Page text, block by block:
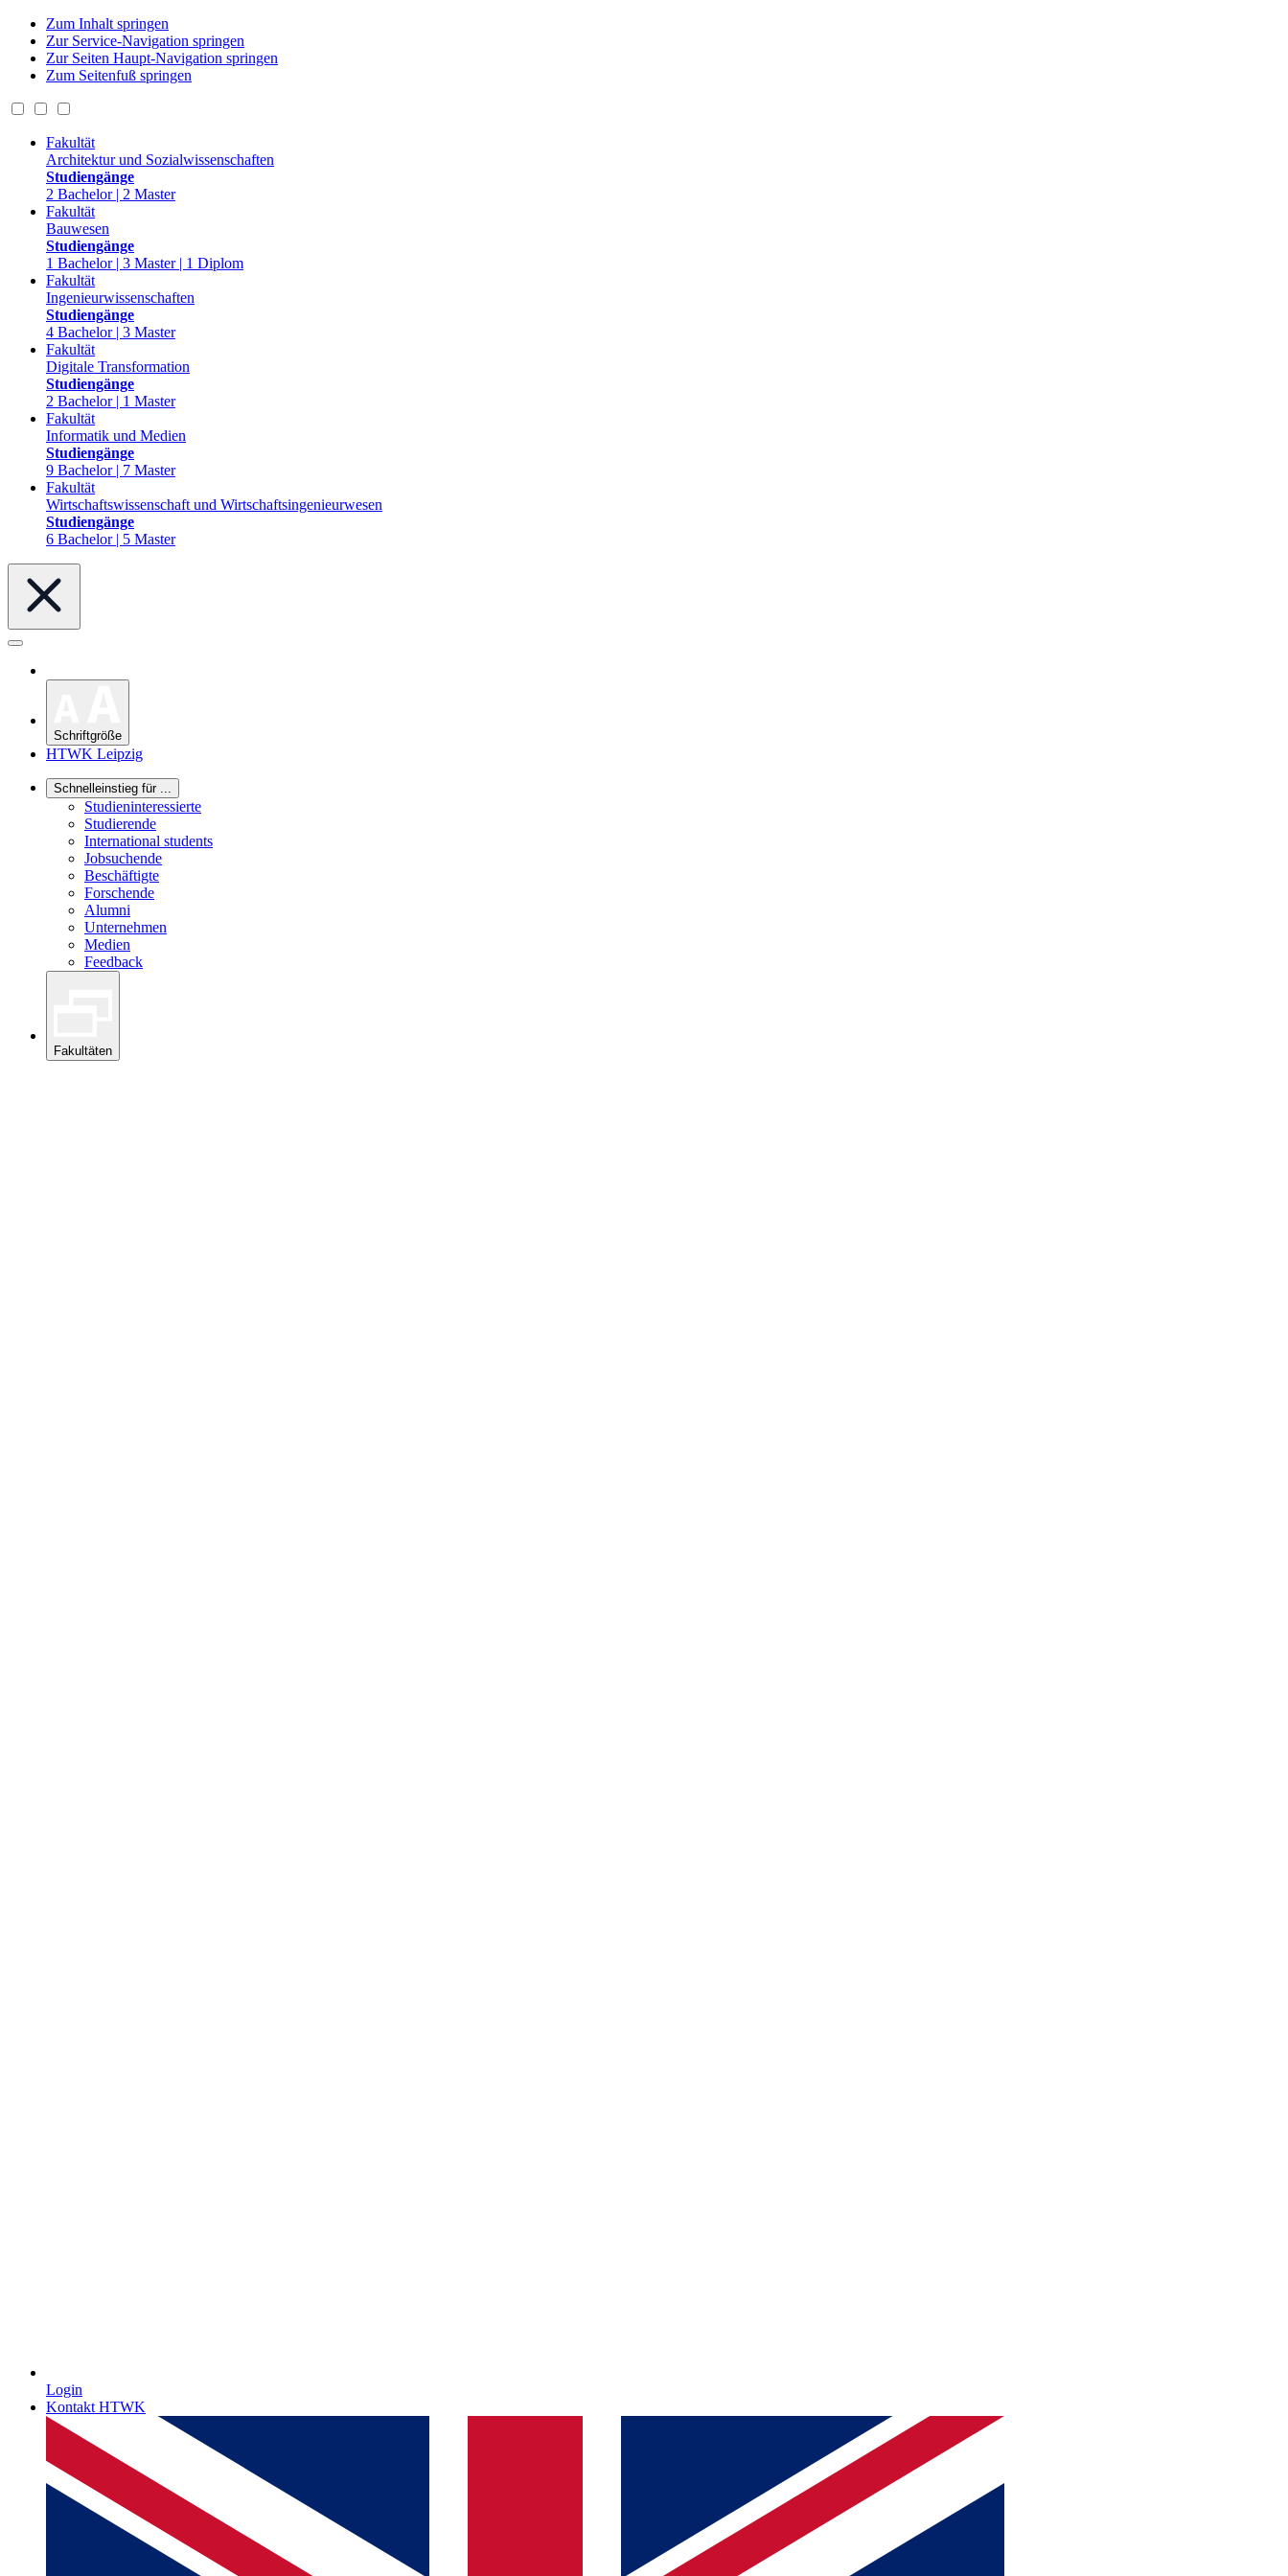
Zum Inhalt springen
Zur Service-Navigation springen
Zur Seiten Haupt-Navigation springen
Zum Seitenfuß springen
Fakultät
Architektur und Sozialwissenschaften
Studiengänge
2 Bachelor | 2 Master
Fakultät
Bauwesen
Studiengänge
1 Bachelor | 3 Master | 1 Diplom
Fakultät
Ingenieurwissenschaften
Studiengänge
4 Bachelor | 3 Master
Fakultät
Digitale Transformation
Studiengänge
2 Bachelor | 1 Master
Fakultät
Informatik und Medien
Studiengänge
9 Bachelor | 7 Master
Fakultät
Wirtschaftswissenschaft und Wirtschaftsingenieurwesen
Studiengänge
6 Bachelor | 5 Master
Schriftgröße
HTWK Leipzig
Schnelleinstieg für ...
Studieninteressierte
Studierende
International students
Jobsuchende
Beschäftigte
Forschende
Alumni
Unternehmen
Medien
Feedback
Fakultäten
Login
Kontakt HTWK